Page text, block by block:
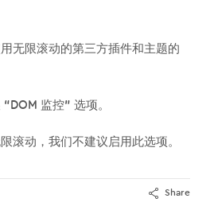
无限滚动的第三方插件和主题的
监控” 选项。
滚动，我们不建议启用此选项。
Share